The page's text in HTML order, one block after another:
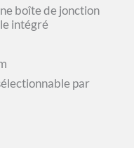
boîte de jonction
intégré
par